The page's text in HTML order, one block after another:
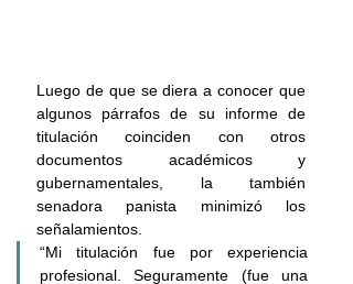
Luego de que se diera a conocer que
algunos párrafos de su informe de
titulación coinciden con otros
documentos académicos y
gubernamentales, la también
senadora panista minimizó los
señalamientos.
“Mi titulación fue por experiencia
profesional. Seguramente (fue una